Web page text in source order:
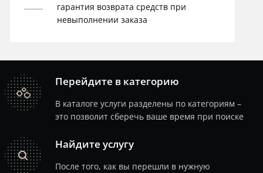
гарантия возврата средств при
невыполнении заказа
catalog
Перейдите в категорию
В каталоге услуги разделены по категориям –
это позволит сберечь ваше время при поиске
search
Найдите услугу
После того, как вы перешли в нужную